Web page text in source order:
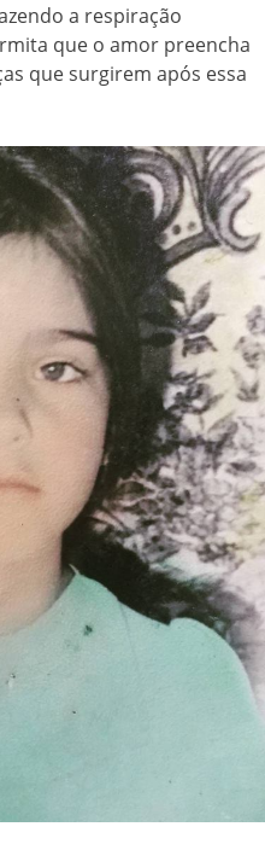
a respiração
que o amor preencha
que surgirem após essa